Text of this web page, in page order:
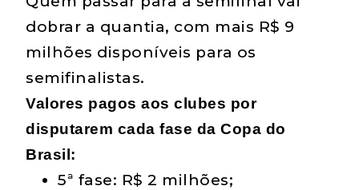
dobrar a quantia, com mais R$ 9
milhões disponíveis para os
semifinalistas.
Valores pagos aos clubes por
disputarem cada fase da Copa do
Brasil:
5ª fase: R$ 2 milhões;